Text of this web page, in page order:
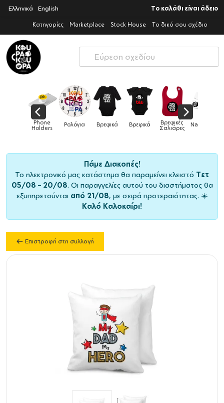
Ελληνικά English Το καλάθι είναι άδειο
Κατηγορίες Marketplace Stock House Το δικό σου σχέδιο
Phone
Holders Ρολόγια Βρεφικά Βρεφικά Βρεφικές
Σαλιάρες Nametags
Πάμε Διακοπές!
Το ηλεκτρονικό μας κατάστημα θα παραμείνει κλειστό Τετ
05/08 – 20/08. Οι παραγγελίες αυτού του διαστήματος θα
εξυπηρετούνται από 21/08, με σειρά προτεραιότητας. ☀️
Καλό Καλοκαίρι!
Επιστροφή στη συλλογή